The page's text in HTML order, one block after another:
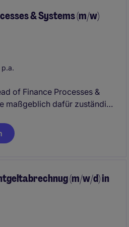
& Systems (m/w)
of Finance Processes &
maßgeblich dafür zuständig
SAP etc. zu
auf.
(m/w/d) in